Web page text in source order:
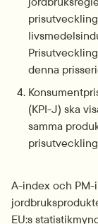
denna
(KPI-J) ska
samma
A-index och PM-
EU:s